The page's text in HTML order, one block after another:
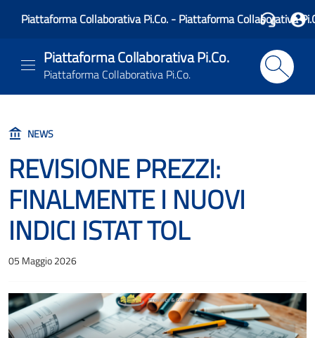
Piattaforma Collaborativa Pi.Co. - Piattaforma Collaborativa
Piattaforma Collaborativa Pi.Co.
Piattaforma Collaborativa Pi.Co.
NEWS
REVISIONE PREZZI:
FINALMENTE I NUOVI
INDICI ISTAT TOL
05 Maggio 2026